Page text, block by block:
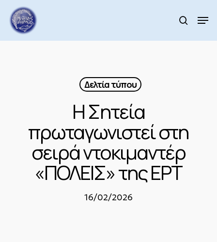
main
content
search
Δελτία τύπου
Η Σητεία
πρωταγωνιστεί στη
σειρά ντοκιμαντέρ
«ΠΟΛΕΙΣ» της ΕΡΤ
16/02/2026
Menu